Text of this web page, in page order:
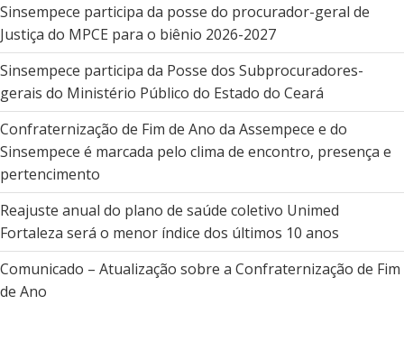
Sinsempece participa da posse do procurador-geral de
Justiça do MPCE para o biênio 2026-2027
Sinsempece participa da Posse dos Subprocuradores-
gerais do Ministério Público do Estado do Ceará
Confraternização de Fim de Ano da Assempece e do
Sinsempece é marcada pelo clima de encontro, presença e
pertencimento
Reajuste anual do plano de saúde coletivo Unimed
Fortaleza será o menor índice dos últimos 10 anos
Comunicado – Atualização sobre a Confraternização de Fim
de Ano